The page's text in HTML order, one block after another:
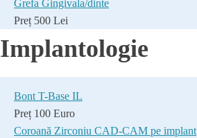
Grefa Gingivala/dinte
Preț 500 Lei
Implantologie
Bont T-Base IL
Preț 100 Euro
Coroană Zirconiu CAD-CAM pe implant